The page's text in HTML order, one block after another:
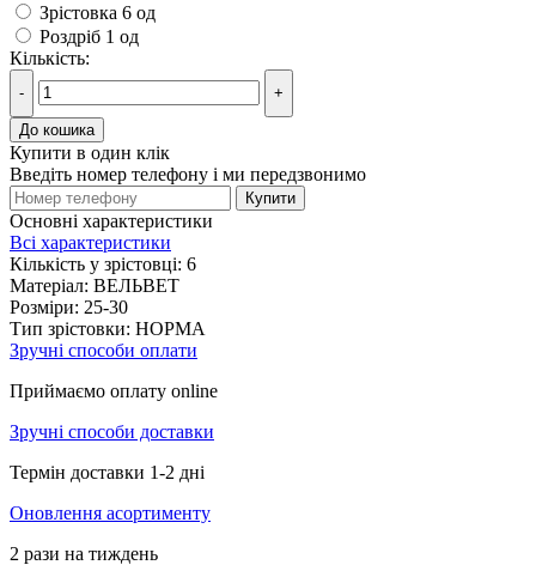
Зрістовка 6 од
Роздріб 1 од
Кількість:
- +
До кошика
Купити в один клік
Введіть номер телефону і ми передзвонимо
Купити
Основні характеристики
Всі характеристики
Кількість у зрістовці: 6
Матеріал: ВЕЛЬВЕТ
Розміри: 25-30
Тип зрістовки: НОРМА
Зручні способи оплати
Приймаємо оплату online
Зручні способи доставки
Термін доставки 1-2 дні
Оновлення асортименту
2 рази на тиждень